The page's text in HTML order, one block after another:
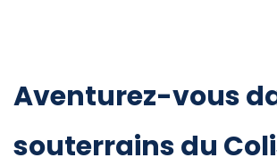
Aventurez-vous
souterrains du